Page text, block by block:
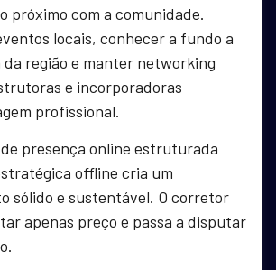
próximo com a comunidade.
locais, conhecer a fundo a
região e manter networking
e incorporadoras
profissional.
presença online estruturada
offline cria um
sólido e sustentável. O corretor
apenas preço e passa a disputar